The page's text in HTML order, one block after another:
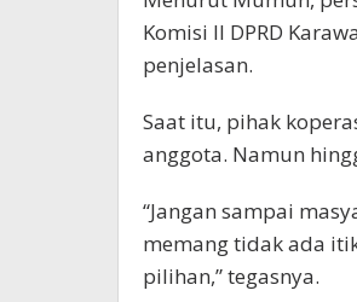
Komisi II DPRD
penjelasan.
Saat itu, pihak
anggota. Namun
“Jangan sampai
memang tidak ada
pilihan,” tegasnya.